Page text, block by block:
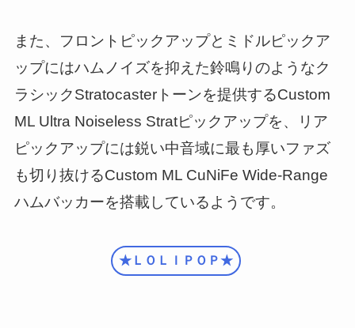
また、フロントピックアップとミドルピックア
ップにはハムノイズを抑えた鈴鳴りのようなク
ラシックStratocasterトーンを提供するCustom
ML Ultra Noiseless Stratピックアップを、リア
ピックアップには鋭い中音域に最も厚いファズ
も切り抜けるCustom ML CuNiFe Wide-Range
ハムバッカーを搭載しているようです。
★ＬＯＬＩＰＯＰ★